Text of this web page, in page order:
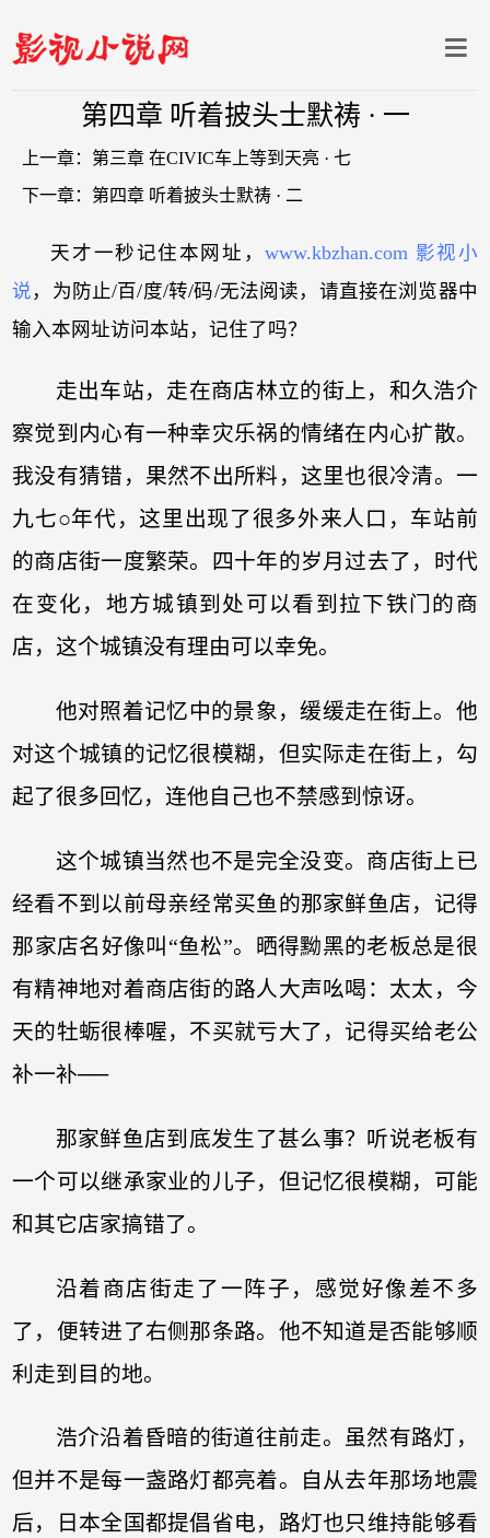
第四章 听着披头士默祷 · 一
上一章： 第三章 在CIVIC车上等到天亮 · 七
下一章： 第四章 听着披头士默祷 · 二
天才一秒记住本网址，www.kbzhan.com 影视小
说 ，为防止/百/度/转/码/无法阅读，请直接在浏览器中
输入本网址访问本站，记住了吗？
走出车站，走在商店林立的街上，和久浩介
察觉到内心有一种幸灾乐祸的情绪在内心扩散。
我没有猜错，果然不出所料，这里也很冷清。一
九七○年代，这里出现了很多外来人口，车站前
的商店街一度繁荣。四十年的岁月过去了，时代
在变化，地方城镇到处可以看到拉下铁门的商
店，这个城镇没有理由可以幸免。
他对照着记忆中的景象，缓缓走在街上。他
对这个城镇的记忆很模糊，但实际走在街上，勾
起了很多回忆，连他自己也不禁感到惊讶。
这个城镇当然也不是完全没变。商店街上已
经看不到以前母亲经常买鱼的那家鲜鱼店，记得
那家店名好像叫“鱼松”。晒得黝黑的老板总是很
有精神地对着商店街的路人大声吆喝：太太，今
天的牡蛎很棒喔，不买就亏大了，记得买给老公
补一补──
那家鲜鱼店到底发生了甚么事？听说老板有
一个可以继承家业的儿子，但记忆很模糊，可能
和其它店家搞错了。
沿着商店街走了一阵子，感觉好像差不多
了，便转进了右侧那条路。他不知道是否能够顺
利走到目的地。
浩介沿着昏暗的街道往前走。虽然有路灯，
但并不是每一盏路灯都亮着。自从去年那场地震
后，日本全国都提倡省电，路灯也只维持能够看